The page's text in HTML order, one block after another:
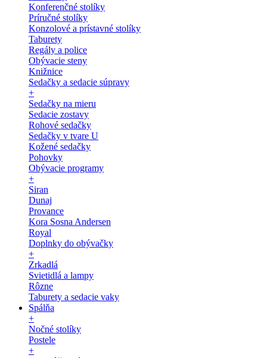
Konferenčné stolíky
Príručné stolíky
Konzolové a prístavné stolíky
Taburety
Regály a police
Obývacie steny
Knižnice
Sedačky a sedacie súpravy
+
Sedačky na mieru
Sedacie zostavy
Rohové sedačky
Sedačky v tvare U
Kožené sedačky
Pohovky
Obývacie programy
+
Siran
Dunaj
Provance
Kora Sosna Andersen
Royal
Doplnky do obývačky
+
Zrkadlá
Svietidlá a lampy
Rôzne
Taburety a sedacie vaky
Spálňa
+
Nočné stolíky
Postele
+